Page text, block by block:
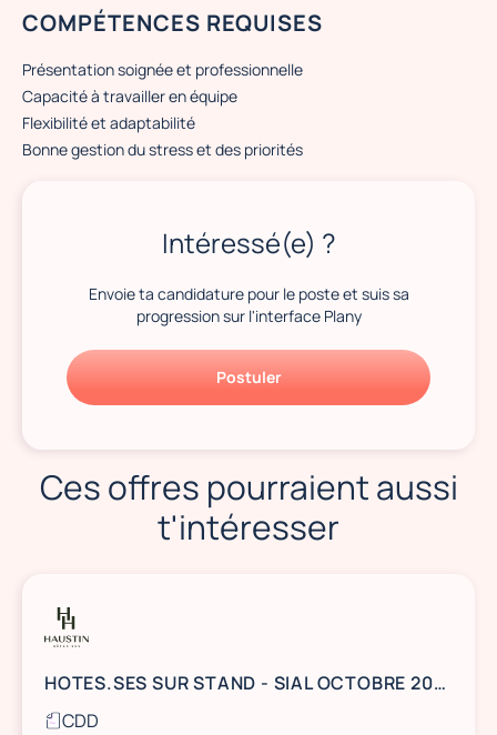
COMPÉTENCES REQUISES
Présentation soignée et professionnelle
Capacité à travailler en équipe
Flexibilité et adaptabilité
Bonne gestion du stress et des priorités
Intéressé(e) ?
Envoie ta candidature pour le poste et suis sa
progression sur l'interface Plany
Postuler
Ces offres pourraient aussi
t'intéresser
HOTES.SES SUR STAND - SIAL OCTOBRE 2026 - VILLEPINTE (RER B)
CDD